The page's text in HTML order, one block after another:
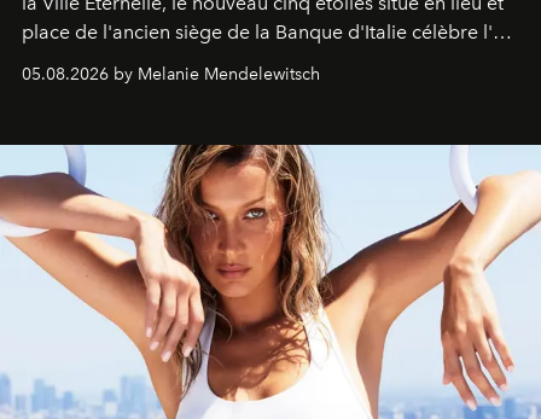
place de l'ancien siège de la Banque d'Italie célèbre l'art
05.08.2026 by Melanie Mendelewitsch